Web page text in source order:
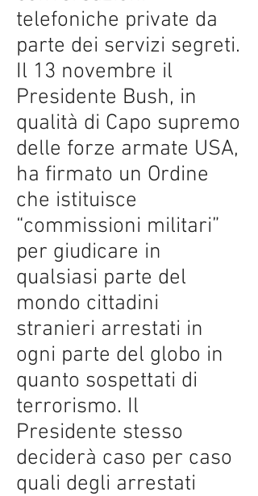
telefoniche private da
parte dei servizi segreti.
Il 13 novembre il
Presidente Bush, in
qualità di Capo supremo
delle forze armate USA,
ha firmato un Ordine
che istituisce
“commissioni militari”
per giudicare in
qualsiasi parte del
mondo cittadini
stranieri arrestati in
ogni parte del globo in
quanto sospettati di
terrorismo. Il
Presidente stesso
deciderà caso per caso
quali degli arrestati